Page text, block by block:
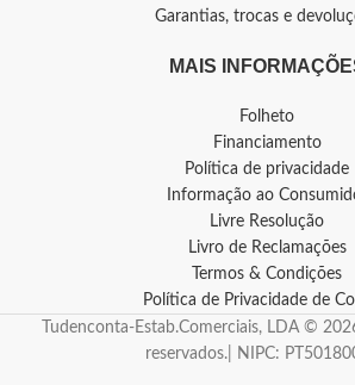
Garantias, trocas e
MAIS
Folheto
Financiamento
Política de privacidade
Informação ao
Livre Resolução
Livro de Reclamações
Termos & Condições
Política de Privacidade de
Tudenconta-Estab.Comerciais, LDA ©
reservados.| NIPC: